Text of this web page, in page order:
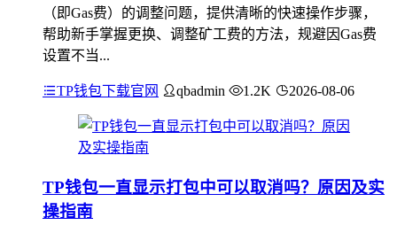
（即Gas费）的调整问题，提供清晰的快速操作步骤，
帮助新手掌握更换、调整矿工费的方法，规避因Gas费
设置不当...
TP钱包下载官网 qbadmin 1.2K 2026-08-06
TP钱包一直显示打包中可以取消吗？原因及实
操指南